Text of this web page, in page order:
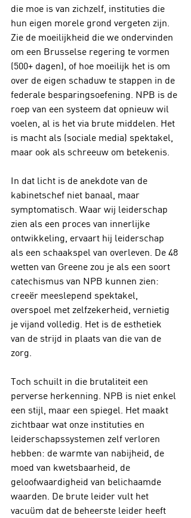
die moe is van zichzelf, instituties die
hun eigen morele grond vergeten zijn.
Zie de moeilijkheid die we ondervinden
om een Brusselse regering te vormen
(500+ dagen), of hoe moeilijk het is om
over de eigen schaduw te stappen in de
federale besparingsoefening. NPB is de
roep van een systeem dat opnieuw wil
voelen, al is het via brute middelen. Het
is macht als (sociale media) spektakel,
maar ook als schreeuw om betekenis.
In dat licht is de anekdote van de
kabinetschef niet banaal, maar
symptomatisch. Waar wij leiderschap
zien als een proces van innerlijke
ontwikkeling, ervaart hij leiderschap
als een schaakspel van overleven. De 48
wetten van Greene zou je als een soort
catechismus van NPB kunnen zien:
creeër meeslepend spektakel,
overspoel met zelfzekerheid, vernietig
je vijand volledig. Het is de esthetiek
van de strijd in plaats van die van de
zorg.
Toch schuilt in die brutaliteit een
perverse herkenning. NPB is niet enkel
een stijl, maar een spiegel. Het maakt
zichtbaar wat onze instituties en
leiderschapssystemen zelf verloren
hebben: de warmte van nabijheid, de
moed van kwetsbaarheid, de
geloofwaardigheid van belichaamde
waarden. De brute leider vult het
vacuüm dat de beheerste leider heeft